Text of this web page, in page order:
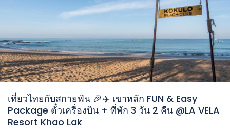
เที่ยวไทยกับสกายฟัน 🎉✈️ เขาหลัก FUN & Easy
Package ตั๋วเครื่องบิน + ที่พัก 3 วัน 2 คืน @LA VELA
Resort Khao Lak